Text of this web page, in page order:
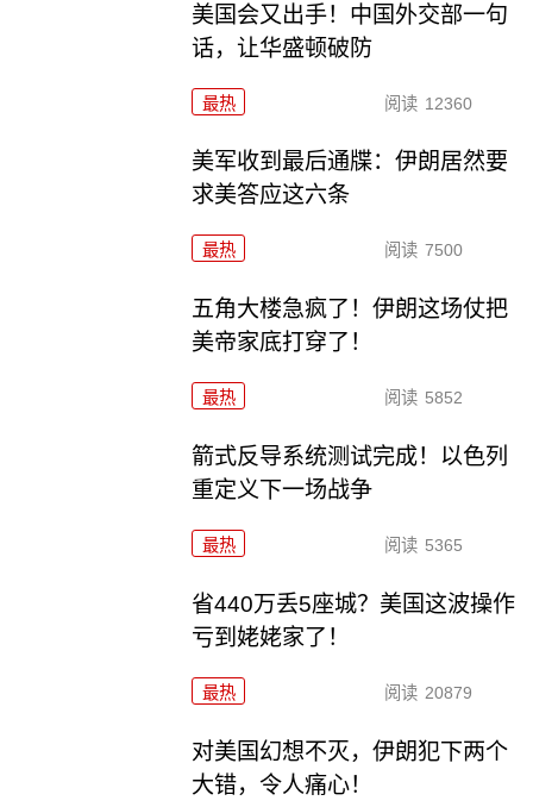
美国会又出手！中国外交部一句
话，让华盛顿破防
最热 阅读 12360
美军收到最后通牒：伊朗居然要
求美答应这六条
最热 阅读 7500
五角大楼急疯了！伊朗这场仗把
美帝家底打穿了！
最热 阅读 5852
箭式反导系统测试完成！以色列
重定义下一场战争
最热 阅读 5365
省440万丢5座城？美国这波操作
亏到姥姥家了！
最热 阅读 20879
对美国幻想不灭，伊朗犯下两个
大错，令人痛心！